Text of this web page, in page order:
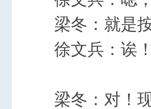
梁冬：就是
徐文兵：诶
梁冬：对！现